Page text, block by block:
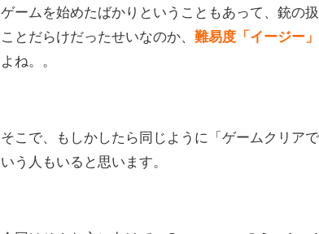
ゲームを始めたばかりということもあって、銃の
ことだらけだったせいなのか、難易度「イージー
よね。。
そこで、もしかしたら同じように「ゲームクリア
いう人もいると思います。